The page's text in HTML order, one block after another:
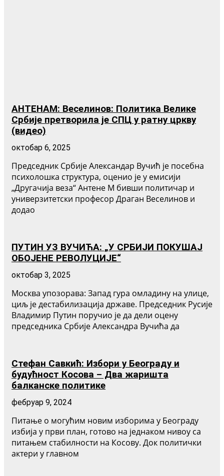
АНТЕНАМ: Веселинов: Политика Велике
Србије претворила је СПЦ у ратну цркву
(видео)
октобар 6, 2025
Председник Србије Александар Вучић је посебна
психолошка структура, оценио је у емисији
„Другачија веза“ Антене М бивши политичар и
универзитетски професор Драган Веселинов и
додао
ПУТИН УЗ ВУЧИЋА: „У СРБИЈИ ПОКУШАЈ
ОБОЈЕНЕ РЕВОЛУЦИЈЕ“
октобар 3, 2025
Москва упозорава: Запад гура омладину на улице,
циљ је дестабилизација државе. Председник Русије
Владимир Путин поручио је да дели оцену
председника Србије Александра Вучића да
Стефан Савкић: Избори у Београду и
будућност Косова – Два жаришта
балканске политике
фебруар 9, 2024
Питање о могућим новим изборима у Београду
избија у први план, готово на једнаком нивоу са
питањем стабилности на Косову. Док политички
актери у главном